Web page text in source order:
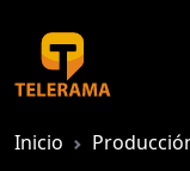
Inicio